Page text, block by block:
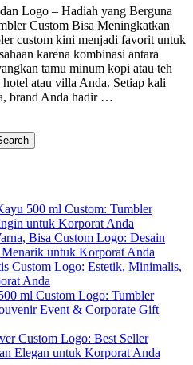
Logo – Hadiah yang Berguna
Custom Bisa Meningkatkan
custom kini menjadi favorit untuk
karena kombinasi antara
tamu minum kopi atau teh
atau villa Anda. Setiap kali
brand Anda hadir …
500 ml Custom: Tumbler
untuk Korporat Anda
Bisa Custom Logo: Desain
untuk Korporat Anda
Custom Logo: Estetik, Minimalis,
Anda
ml Custom Logo: Tumbler
Event & Corporate Gift
Custom Logo: Best Seller
Elegan untuk Korporat Anda